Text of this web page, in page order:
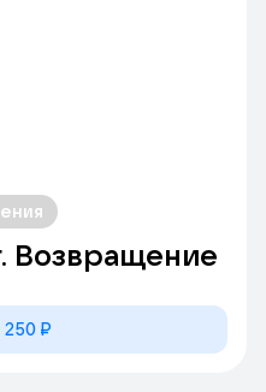
Возвращение
250 ₽